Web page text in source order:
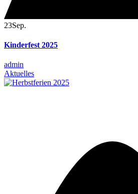
23Sep.
Kinderfest 2025
admin
Aktuelles